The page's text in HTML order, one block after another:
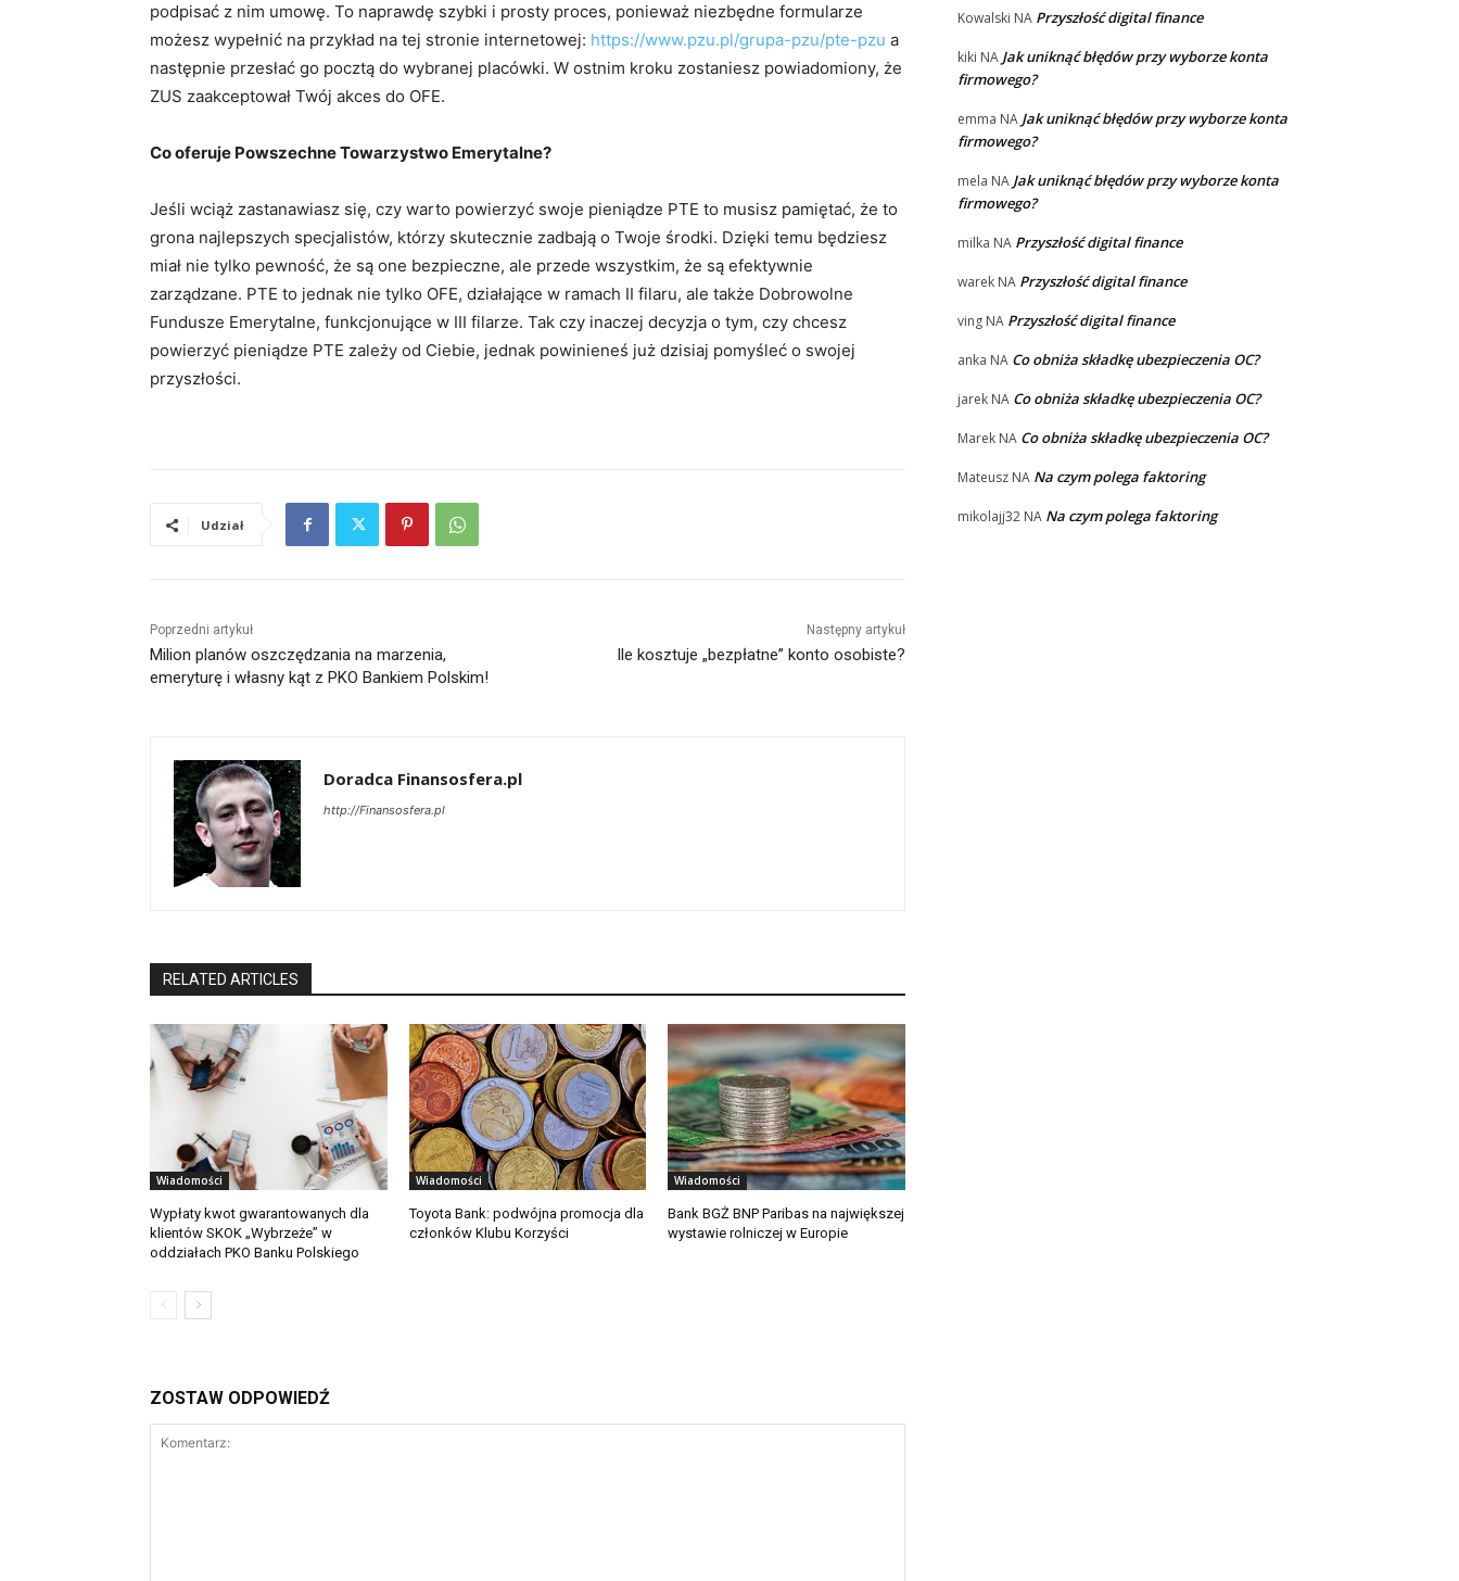
podpisać z nim umowę. To naprawdę szybki i prosty proces, ponieważ niezbędne formularze
możesz wypełnić na przykład na tej stronie internetowej: https://www.pzu.pl/grupa-pzu/pte-pzu a
następnie przesłać go pocztą do wybranej placówki. W ostnim kroku zostaniesz powiadomiony, że
ZUS zaakceptował Twój akces do OFE.
Co oferuje Powszechne Towarzystwo Emerytalne?
Jeśli wciąż zastanawiasz się, czy warto powierzyć swoje pieniądze PTE to musisz pamiętać, że to
grona najlepszych specjalistów, którzy skutecznie zadbają o Twoje środki. Dzięki temu będziesz
miał nie tylko pewność, że są one bezpieczne, ale przede wszystkim, że są efektywnie
zarządzane. PTE to jednak nie tylko OFE, działające w ramach II filaru, ale także Dobrowolne
Fundusze Emerytalne, funkcjonujące w III filarze. Tak czy inaczej decyzja o tym, czy chcesz
powierzyć pieniądze PTE zależy od Ciebie, jednak powinieneś już dzisiaj pomyśleć o swojej
przyszłości.
Udział
Poprzedni artykuł
Milion planów oszczędzania na marzenia,
emeryturę i własny kąt z PKO Bankiem Polskim!
Następny artykuł
Ile kosztuje „bezpłatne” konto osobiste?
Doradca Finansosfera.pl
http://Finansosfera.pl
RELATED ARTICLES
Wiadomości
Wypłaty kwot gwarantowanych dla
klientów SKOK „Wybrzeże” w
oddziałach PKO Banku Polskiego
Wiadomości
Toyota Bank: podwójna promocja dla
członków Klubu Korzyści
Wiadomości
Bank BGŻ BNP Paribas na największej
wystawie rolniczej w Europie
ZOSTAW ODPOWIEDŹ
Kowalski NA Przyszłość digital finance
kiki NA Jak uniknąć błędów przy wyborze konta
firmowego?
emma NA Jak uniknąć błędów przy wyborze konta
firmowego?
mela NA Jak uniknąć błędów przy wyborze konta
firmowego?
milka NA Przyszłość digital finance
warek NA Przyszłość digital finance
ving NA Przyszłość digital finance
anka NA Co obniża składkę ubezpieczenia OC?
jarek NA Co obniża składkę ubezpieczenia OC?
Marek NA Co obniża składkę ubezpieczenia OC?
Mateusz NA Na czym polega faktoring
mikolajj32 NA Na czym polega faktoring